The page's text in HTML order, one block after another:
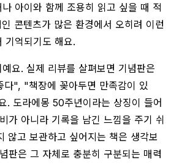
아이와 함께 조용히 읽고 싶을 때 적
콘텐츠가 많은 환경에서 오히려 이런
기억되기도 해요.
요. 실제 리뷰를 살펴보면 기념판은
다", "책장에 꽂아두면 만족감이 있
. 도라에몽 50주년이라는 상징이 들어
가 아니라 기록을 남긴 느낌을 주기 쉬
않고 보관하고 싶어지는 책은 생각보
판은 그 자체로 충분히 구분되는 매력